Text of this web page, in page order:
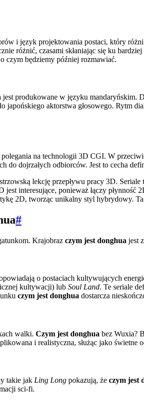
i język projektowania postaci, który
różnić, czasami skłaniając się ku
czym będziemy później rozmawiać.
jest produkowane w języku mandaryńskim.
aktorstwa głosowego. Rytm
polegania na technologii 3D CGI. W
do dojrzałych odbiorców. Jest to cecha
lekcję przepływu pracy 3D. Seriale
jest interesujące, ponieważ łączy płynność
2D, tworząc unikalny styl hybrydowy.
#
Krajobraz czym jest donghua jest
o postaciach kultywujących
kultywacji) lub Soul Land. Te seriale
czym jest donghua dostarcza
walki. Czym jest donghua bez Wuxia?
i realistyczna, służąc jako
takie jak Ling Long pokazują, że czym jest
sci-fi.